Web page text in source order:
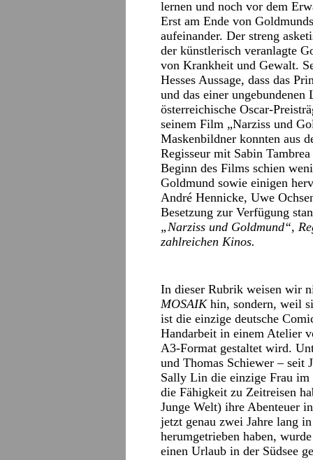
lernen und noch vor dem
Erst am Ende von
aufeinander. Der streng
der künstlerisch veranlagte
von Krankheit und Gewalt.
Hesses Aussage, dass das
und das einer ungebundenen
österreichische Oscar-
seinem Film „Narziss und
Maskenbildner konnten aus
Regisseur mit Sabin
Beginn des Films schien
Goldmund sowie einigen
André Hennicke, Uwe
Besetzung zur Verfügung
„Narziss und Goldmund“,
zahlreichen Kinos.
In dieser Rubrik weisen wir
MOSAIKhin, sondern, weil
ist die einzige deutsche
Handarbeit in einem Atelier
A3-Format gestaltet wird.
und Thomas Schiewer – seit
Sally Lin die einzige Frau
die Fähigkeit zu Zeitreisen
Junge Welt) ihre Abenteuer
jetzt genau zwei Jahre lang
herumgetrieben haben,
einen Urlaub in der Südsee